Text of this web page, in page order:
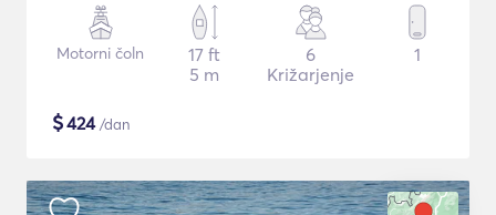
Motorni čoln
17 ft
5 m
6
Križarjenje
1
$424/dan